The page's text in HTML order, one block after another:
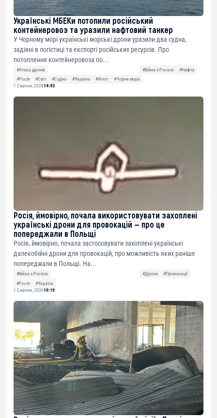
Українські МБЕКи потопили російський
контейнеровоз та уразили нафтовий танкер
У Чорному морі українські морські дрони уразили два судна,
задіяні в логістиці та експорті російських ресурсів. Про
потоплення контейнеровоза по...
#Атака дронів #Війна з Росією
#Нафта
#Росія
#Світ #Судно #Україна #Флот
#Чорне море
1 Серпня, 202614:43
Росія, ймовірно, почала використовувати захоплені
українські дрони для провокацій — про це
попереджали в Польщі
Росія, ймовірно, почала застосовувати захоплені українські
далекобійні дрони для провокацій, про можливість яких раніше
попереджали в Польщі. На...
#Війна з Росією #Дрони
#Провокації
#Росія
#Україна
1 Серпня, 202619:19